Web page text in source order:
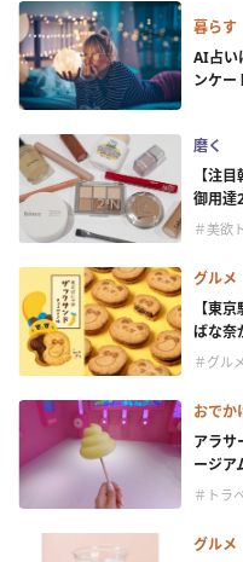
暮らす
AI占い
ンケー
磨く
【注
御用達
＃美欲
グルメ
【東
ばな奈
＃グル
おでか
アラサ
ージア
＃トラ
グルメ